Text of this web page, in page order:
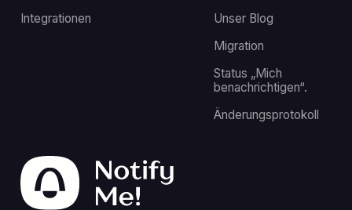
Unser Blog
Migration
Status „Mich
benachrichtigen“.
Änderungsprotokoll
Integrationen